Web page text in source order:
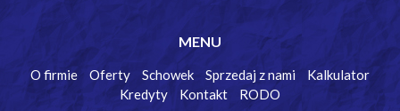
MENU
O firmie Oferty Schowek Sprzedaj z nami
Kalkulator
Kredyty
Kontakt RODO